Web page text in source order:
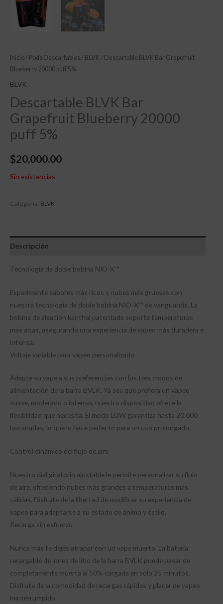
Inicio / Pods Descartables / BLVK / Descartable BLVK Bar Grapefruit
Blueberry 20000 puff 5%
BLVK
Descartable BLVK Bar
Grapefruit Blueberry 20000
puff 5%
$20,000.00
Sin existencias
Categoría: BLVK
Descripción
Tecnología de doble bobina NIO-X™
Experimente sabores más ricos y nubes más gruesas con
nuestra tecnología de doble bobina NIO-X™ de vanguardia. La
bobina de aleación kanthal patentada soporta temperaturas
más altas, asegurando una experiencia de vapeo más duradera e
intensa.
Voltaje variable para vapeo personalizado
Adapte su vape a sus preferencias con los tres modos de
alimentación de la barra BVLK. Ya sea que prefiera un vapeo
suave, moderado o intenso, nuestro dispositivo ofrece la
flexibilidad que necesita. El modo LOW garantiza hasta 20.000
bocanadas, lo que lo hace perfecto para un uso prolongado.
Control dinámico del flujo de aire
Nuestro dial giratorio ajustable le permite personalizar su flujo
de aire, ofreciendo nubes más grandes a temperaturas más
cálidas. Disfrute de la libertad de modificar su experiencia de
vapeo para adaptarse a su estado de ánimo y estilo.
Recarga sin esfuerzo
Nunca más te dejes atrapar con un vape muerto. La batería
recargable de iones de litio de la barra BVLK puede pasar de
completamente muerta al 50% cargada en solo 25 minutos.
Disfrute de la comodidad de recargas rápidas y placer de vapeo
ininterrumpido.